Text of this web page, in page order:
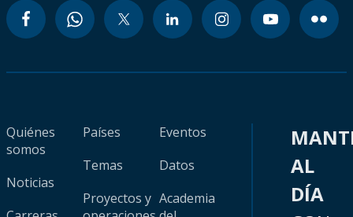
Quiénes
somos
Noticias
Países
Temas
Proyectos y
Eventos
Datos
Academia
AL
DÍA